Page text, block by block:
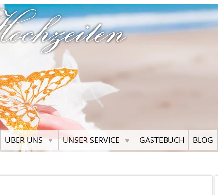
ÜBER UNS UNSER SERVICE GÄSTEBUCH BLOG